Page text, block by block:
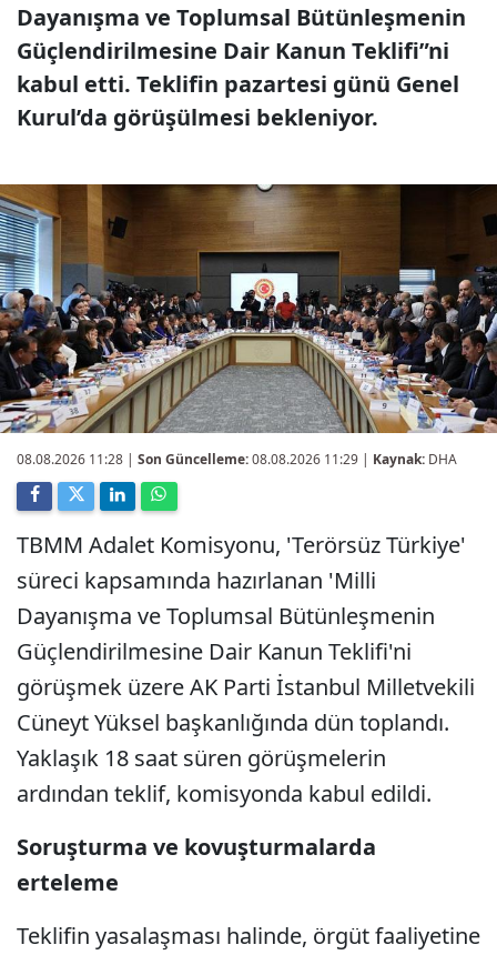
Dayanışma ve Toplumsal Bütünleşmenin
Güçlendirilmesine Dair Kanun Teklifi”ni
kabul etti. Teklifin pazartesi günü Genel
Kurul’da görüşülmesi bekleniyor.
08.08.2026 11:28 | Son Güncelleme:08.08.2026 11:29 | Kaynak: DHA
TBMM Adalet Komisyonu, 'Terörsüz Türkiye'
süreci kapsamında hazırlanan 'Milli
Dayanışma ve Toplumsal Bütünleşmenin
Güçlendirilmesine Dair Kanun Teklifi'ni
görüşmek üzere AK Parti İstanbul Milletvekili
Cüneyt Yüksel başkanlığında dün toplandı.
Yaklaşık 18 saat süren görüşmelerin
ardından teklif, komisyonda kabul edildi.
Soruşturma ve kovuşturmalarda
erteleme
Teklifin yasalaşması halinde, örgüt faaliyetine